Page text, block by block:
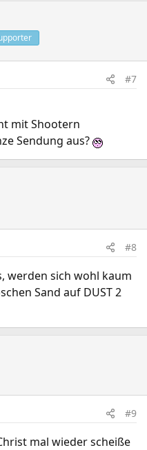
#7
mit Shootern
Sendung aus?
#8
werden sich wohl kaum
Sand auf DUST 2
#9
mal wieder scheiße